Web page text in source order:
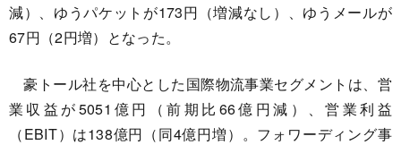
減）、ゆうパケットが173円（増減なし）、ゆうメールが
67円（2円増）となった。
豪トール社を中心とした国際物流事業セグメントは、営
業収益が5051億円（前期比66億円減）、営業利益
（EBIT）は138億円（同4億円増）。フォワーディング事